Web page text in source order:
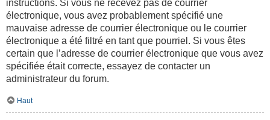
instructions. Si vous ne recevez pas de courrier
électronique, vous avez probablement spécifié une
mauvaise adresse de courrier électronique ou le courrier
électronique a été filtré en tant que pourriel. Si vous êtes
certain que l’adresse de courrier électronique que vous avez
spécifiée était correcte, essayez de contacter un
administrateur du forum.
Haut